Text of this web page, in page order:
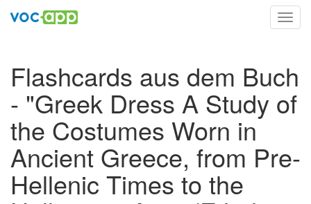
Flashcards aus dem Buch
- "Greek Dress A Study of
the Costumes Worn in
Ancient Greece, from Pre-
Hellenic Times to the